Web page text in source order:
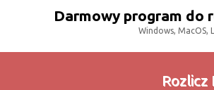
Darmowy program do
Windows, MacOS,
Rozlicz